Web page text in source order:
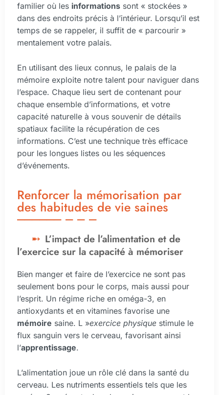
familier où les informations sont « stockées »
dans des endroits précis à l’intérieur. Lorsqu’il est
temps de se rappeler, il suffit de « parcourir »
mentalement votre palais.
En utilisant des lieux connus, le palais de la
mémoire exploite notre talent pour naviguer dans
l’espace. Chaque lieu sert de contenant pour
chaque ensemble d’informations, et votre
capacité naturelle à vous souvenir de détails
spatiaux facilite la récupération de ces
informations. C’est une technique très efficace
pour les longues listes ou les séquences
d’événements.
Renforcer la mémorisation par
des habitudes de vie saines
L’impact de l’alimentation et de
l’exercice sur la capacité à mémoriser
Bien manger et faire de l’exercice ne sont pas
seulement bons pour le corps, mais aussi pour
l’esprit. Un régime riche en oméga-3, en
antioxydants et en vitamines favorise une
mémoire saine. L »exercice physique stimule le
flux sanguin vers le cerveau, favorisant ainsi
l’apprentissage.
L’alimentation joue un rôle clé dans la santé du
cerveau. Les nutriments essentiels tels que les